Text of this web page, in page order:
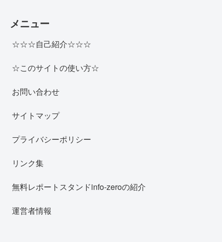
メニュー
☆☆☆自己紹介☆☆☆
☆このサイトの使い方☆
お問い合わせ
サイトマップ
プライバシーポリシー
リンク集
無料レポートスタンドinfo-zeroの紹介
運営者情報